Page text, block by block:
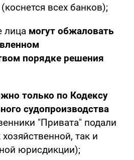
всех банков);
лица могут обжаловать
порядке решения
только по Кодексу
судопроизводства
"Привата" подали
так и
юрисдикции);